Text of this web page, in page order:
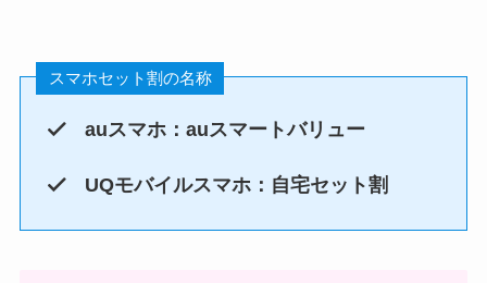
スマホセット割の名称
auスマホ：auスマートバリュー
UQモバイルスマホ：自宅セット割